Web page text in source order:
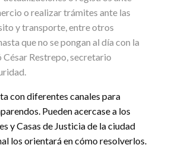
o realizar trámites ante las
y transporte, entre otros
que no se pongan al día con la
César Restrepo, secretario
con diferentes canales para
Pueden acercase a los
y Casas de Justicia de la ciudad
los orientará en cómo resolverlos.